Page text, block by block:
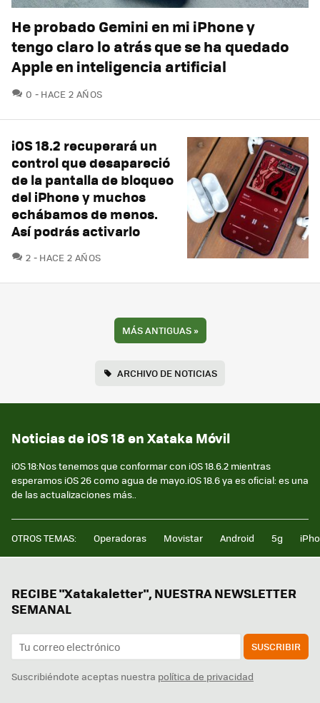
He probado Gemini en mi iPhone y
tengo claro lo atrás que se ha quedado
Apple en inteligencia artificial
0 COMENTARIOS
HACE 2 AÑOS
iOS 18.2 recuperará un
control que desapareció
de la pantalla de bloqueo
del iPhone y muchos
echábamos de menos.
Así podrás activarlo
2 COMENTARIOS
HACE 2 AÑOS
MÁS ANTIGUAS»
ARCHIVO DE NOTICIAS
Noticias de iOS 18 en Xataka Móvil
iOS 18:Nos tenemos que conformar con iOS 18.6.2 mientras
esperamos iOS 26 como agua de mayo.iOS 18.6 ya es oficial: es una
de las actualizaciones más..
OTROS TEMAS: Operadoras Movistar Android 5g
RECIBE "Xatakaletter", NUESTRA NEWSLETTER
SEMANAL
SUSCRIBIR
Suscribiéndote aceptas nuestra política de privacidad